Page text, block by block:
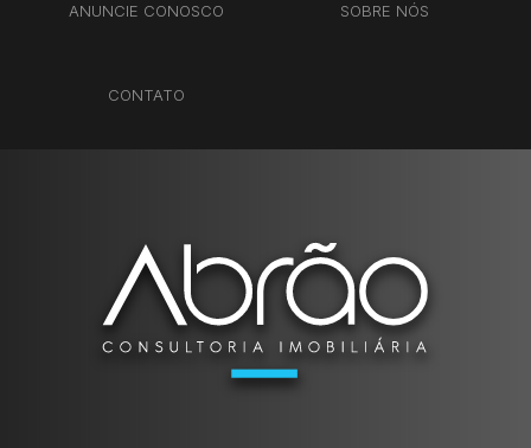
ANUNCIE CONOSCO SOBRE NÓS
CONTATO